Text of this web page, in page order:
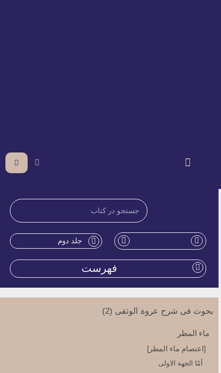
فهرست
جلد دوم
بحوث فی شرح عروة الوثقی (2)
ماء المطر
[اعتصام ماء المطر]
أمّا الجهة الاولى‏